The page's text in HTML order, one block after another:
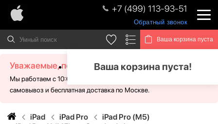
+7 (499) 113-93-51
Обратный звонок
Ваша корзина пуста
Ваша корзина пуста!
Уважаемые, посетители!
Мы работаем с 10:00 - 21:00 без выходных. Для Вас доступен
самовывоз и бесплатная доставка по Москве.
iPad iPad Pro
iPad Pro (M5)